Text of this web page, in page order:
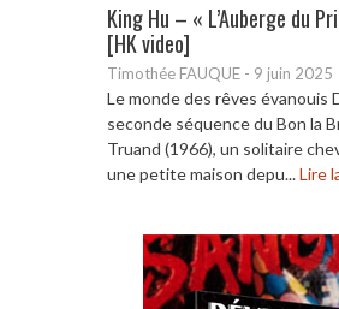
King Hu – « L’Auberge du
[HK video]
Timothée FAUQUE - 9 juin 2025
Le monde des rêves évanouis
seconde séquence du Bon la
Truand (1966), un solitaire
une petite maison depu...Lire